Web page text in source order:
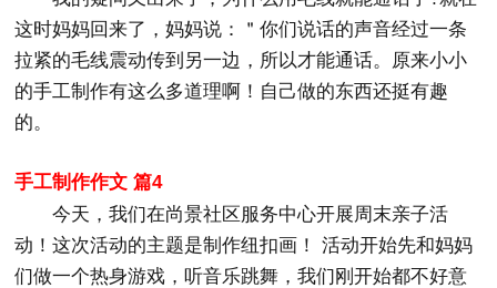
这时妈妈回来了，妈妈说：＂你们说话的声音经过一条
拉紧的毛线震动传到另一边，所以才能通话。原来小小
的手工制作有这么多道理啊！自己做的东西还挺有趣
的。
手工制作作文 篇4
今天，我们在尚景社区服务中心开展周末亲子活
动！这次活动的主题是制作纽扣画！ 活动开始先和妈妈
们做一个热身游戏，听音乐跳舞，我们刚开始都不好意